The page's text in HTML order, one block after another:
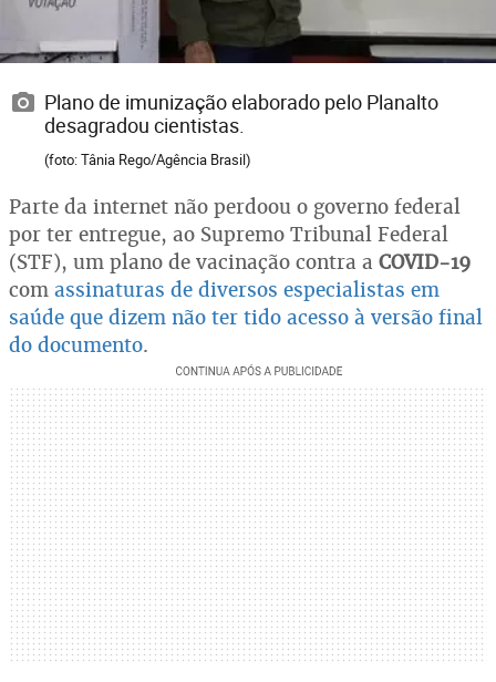
Plano de imunização elaborado pelo Planalto
desagradou cientistas.
(foto: Tânia Rego/Agência Brasil)
Parte da internet não perdoou o governo federal
por ter entregue, ao Supremo Tribunal Federal
(STF), um plano de vacinação contra a COVID-19
com assinaturas de diversos especialistas em
saúde que dizem não ter tido acesso à versão final
do documento.